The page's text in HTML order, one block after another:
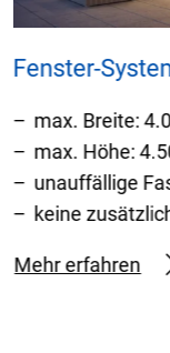
Fenster-
max. Breite:
max. Höhe:
unauffällige
keine
Mehr erfahren